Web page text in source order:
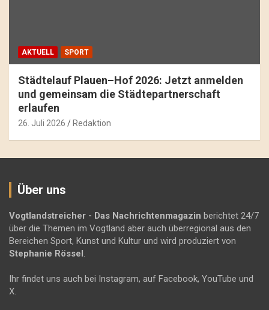
AKTUELL SPORT
Städtelauf Plauen–Hof 2026: Jetzt anmelden
und gemeinsam die Städtepartnerschaft
erlaufen
26. Juli 2026 Redaktion
Über uns
Vogtlandstreicher - Das Nachrichtenmagazin berichtet 24/7
über die Themen im Vogtland aber auch überregional aus den
Bereichen Sport, Kunst und Kultur und wird produziert von
Stephanie Rössel.
Ihr findet uns auch bei Instagram, auf Facebook, YouTube und
X.